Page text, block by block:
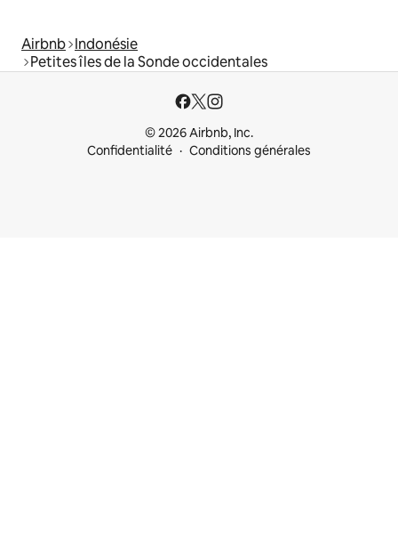
Airbnb Indonésie
Petites îles de la Sonde occidentales
© 2026 Airbnb, Inc.
Confidentialité
Conditions générales